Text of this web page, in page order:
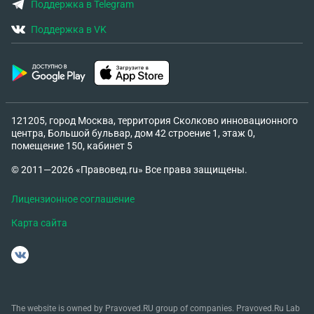
Поддержка в Telegram
Поддержка в VK
121205, город Москва, территория Сколково инновационного
центра, Большой бульвар, дом 42 строение 1, этаж 0,
помещение 150, кабинет 5
© 2011—2026 «Правовед.ru» Все права защищены.
Лицензионное соглашение
Карта сайта
The website is owned by Pravoved.RU group of companies. Pravoved.Ru Lab